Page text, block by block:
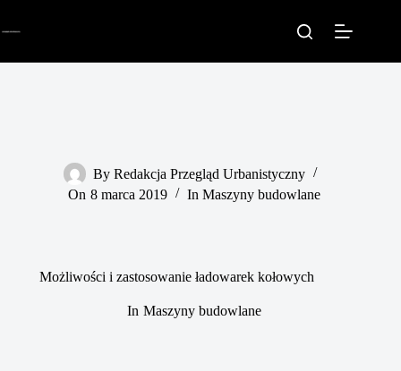
By Redakcja Przegląd Urbanistyczny
On 8 marca 2019 In Maszyny budowlane
Możliwości i zastosowanie ładowarek kołowych
In Maszyny budowlane